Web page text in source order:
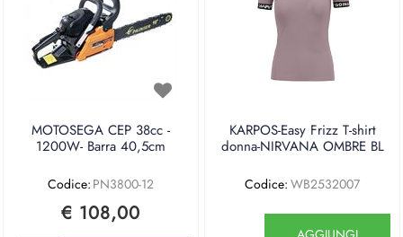
MOTOSEGA CEP 38cc -
1200W- Barra 40,5cm
Codice: PN3800-12
€ 108,00
KARPOS-Easy Frizz T-shirt
donna-NIRVANA OMBRE BL
Codice: WB2532007